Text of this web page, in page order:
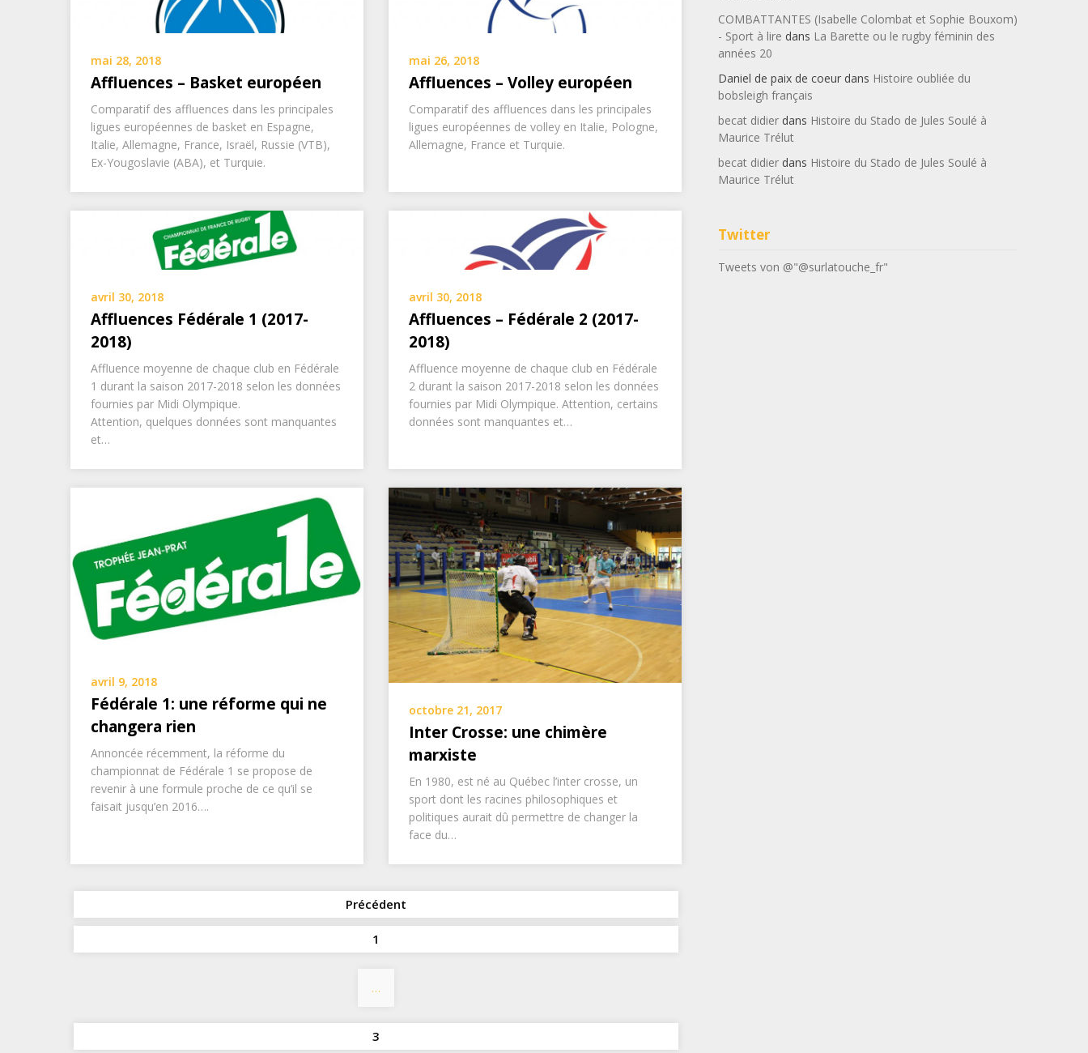
mai 28, 2018
Affluences – Basket européen
Comparatif des affluences dans les principales
ligues européennes de basket en Espagne,
Italie, Allemagne, France, Israël, Russie (VTB),
Ex-Yougoslavie (ABA), et Turquie.
mai 26, 2018
Affluences – Volley européen
Comparatif des affluences dans les principales
ligues européennes de volley en Italie, Pologne,
Allemagne, France et Turquie.
avril 30, 2018
Affluences Fédérale 1 (2017-
2018)
Affluence moyenne de chaque club en Fédérale
1 durant la saison 2017-2018 selon les données
fournies par Midi Olympique.
Attention, quelques données sont manquantes
et…
avril 30, 2018
Affluences – Fédérale 2 (2017-
2018)
Affluence moyenne de chaque club en Fédérale
2 durant la saison 2017-2018 selon les données
fournies par Midi Olympique. Attention, certains
données sont manquantes et…
avril 9, 2018
Fédérale 1: une réforme qui ne
changera rien
Annoncée récemment, la réforme du
championnat de Fédérale 1 se propose de
revenir à une formule proche de ce qu’il se
faisait jusqu’en 2016….
octobre 21, 2017
Inter Crosse: une chimère
marxiste
En 1980, est né au Québec l’inter crosse, un
sport dont les racines philosophiques et
politiques aurait dû permettre de changer la
face du…
Navigation
des
articles
Précédent
1
…
3
COMBATTANTES (Isabelle Colombat et Sophie Bouxom)
- Sport à lire dans La Barette ou le rugby féminin des
années 20
Daniel de paix de coeur dans Histoire oubliée du
bobsleigh français
becat didier dans Histoire du Stado de Jules Soulé à
Maurice Trélut
becat didier dans Histoire du Stado de Jules Soulé à
Maurice Trélut
Twitter
Tweets von @"@surlatouche_fr"